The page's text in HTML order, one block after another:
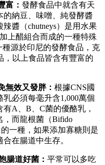
富： 發酵食品中就含有天
的納豆、味噌、純發酵醬
醬（chutneys）是用水果
上醋組合而成的一種特殊
種源於印尼的發酵食品，克
，以上食品皆含有豐富的
無效又發胖： 根據CNS國
必須每毫升含1,000萬個
A、B、C菌的優酪乳，
，而龍根菌（Bifido
一種，如果添加寡糖則是
在腸道中生存。
腸道好菌： 平常可以多吃